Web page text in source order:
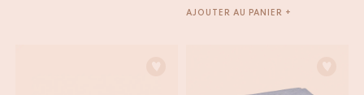
AJOUTER AU PANIER +